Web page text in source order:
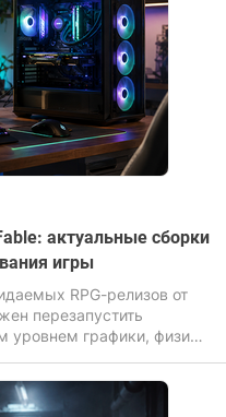
актуальные сборки
игры
RPG-релизов от
перезапустить
графики, физики